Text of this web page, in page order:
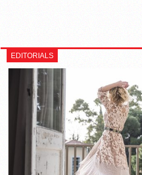
EDITORIALS